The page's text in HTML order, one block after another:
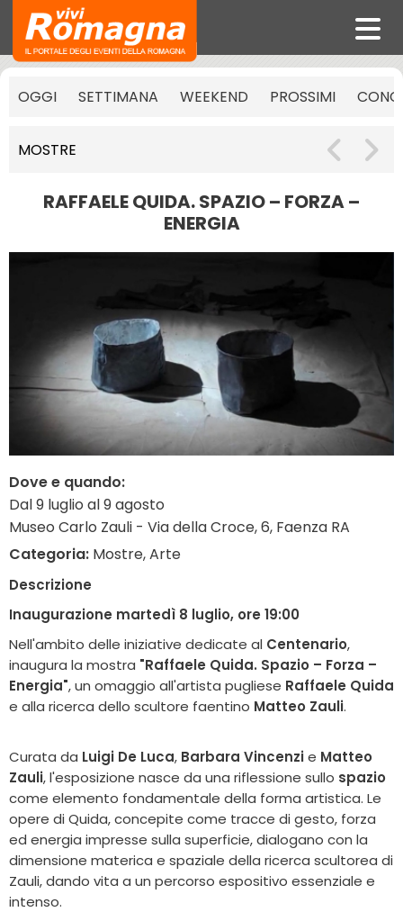
OGGI SETTIMANA WEEKEND PROSSIMI
MOSTRE
RAFFAELE QUIDA. SPAZIO – FORZA –
ENERGIA
Dove e quando:
Dal 9 luglio al 9 agosto
Museo Carlo Zauli - Via della Croce, 6, Faenza RA
Categoria: Mostre, Arte
Descrizione
Inaugurazione martedì 8 luglio, ore 19:00
Nell'ambito delle iniziative dedicate al Centenario,
inaugura la mostra "Raffaele Quida. Spazio – Forza –
Energia", un omaggio all'artista pugliese Raffaele Quida
e alla ricerca dello scultore faentino Matteo Zauli.
Curata da Luigi De Luca, Barbara Vincenzie Matteo
Zauli, l'esposizione nasce da una riflessione sullo spazio
come elemento fondamentale della forma artistica. Le
opere di Quida, concepite come tracce di gesto, forza
ed energia impresse sulla superficie, dialogano con la
dimensione materica e spaziale della ricerca scultorea di
Zauli, dando vita a un percorso espositivo essenziale e
intenso.